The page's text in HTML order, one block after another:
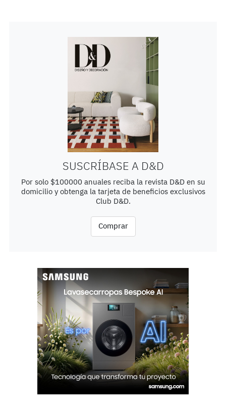
SUSCRÍBASE A D&D
Por solo $100000 anuales reciba la revista D&D en su
domicilio y obtenga la tarjeta de beneficios exclusivos
Club D&D.
Comprar